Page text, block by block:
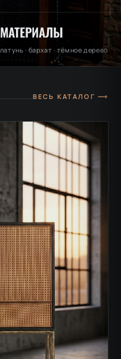
МАТЕРИАЛЫ
латунь · бархат · тёмное дерево
ВЕСЬ КАТАЛОГ ⟶